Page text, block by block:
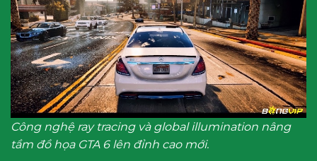
Công nghệ ray tracing và global illumination nâng
tầm đồ họa GTA 6 lên đỉnh cao mới.